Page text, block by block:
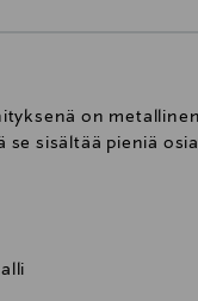
on
se sisältää pieniä